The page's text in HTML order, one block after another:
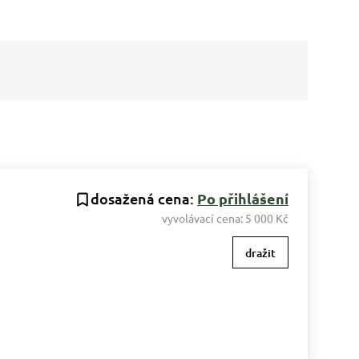
dosažená cena: Po přihlášení
vyvolávací cena: 5 000 Kč
dražit